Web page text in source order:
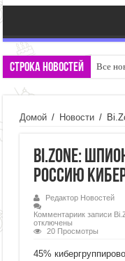
Строка новостей Все
Домой / Новости /
Bi.Zone:
Россию
Редактор Новостей
Комментариик записи
отключены
20 Просмотры
45%